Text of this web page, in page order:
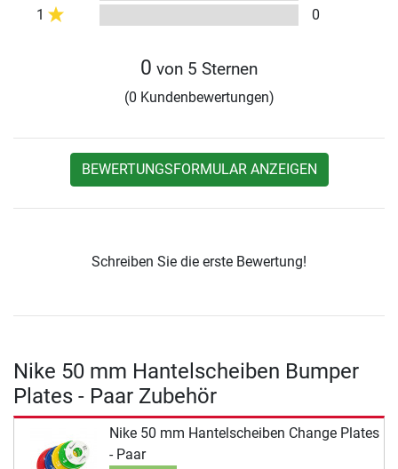
1
0
0 von 5 Sternen
(0 Kundenbewertungen)
BEWERTUNGSFORMULAR ANZEIGEN
Schreiben Sie die erste Bewertung!
Nike 50 mm Hantelscheiben Bumper
Plates - Paar Zubehör
Nike 50 mm Hantelscheiben Change Plates
- Paar